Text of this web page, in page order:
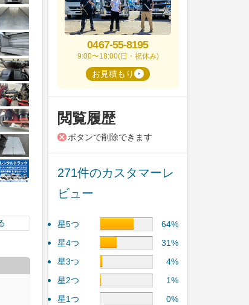
0467-55-8195
9:00〜18:00(日・祝休み)
お見積もり
閲覧履歴
ボタンで削除できます
271件のカスタマーレ
ビュー
星5つ
64%
星4つ
31%
星3つ
4%
星2つ
1%
星1つ
0%